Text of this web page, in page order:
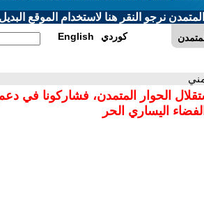
نرجو النقر هنا لاستخدام الموقع البديل
English كوردي
الحوار المتمدن، فشاركونا في
اليساري الحر